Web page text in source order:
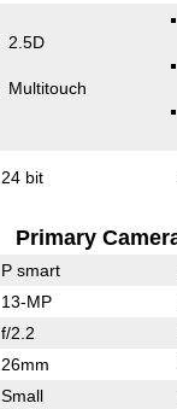
2.5D
Multitouch
24 bit
Primary
P smart
13-MP
f/2.2
26mm
Small